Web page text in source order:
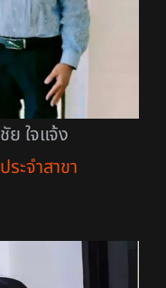
ย ใจแจ้ง
ระจำสาขา